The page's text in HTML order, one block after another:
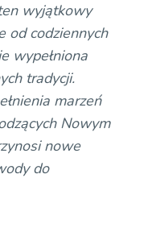
wyjątkowy
od codziennych
wypełniona
tradycji.
marzeń
Nowym
nowe
do